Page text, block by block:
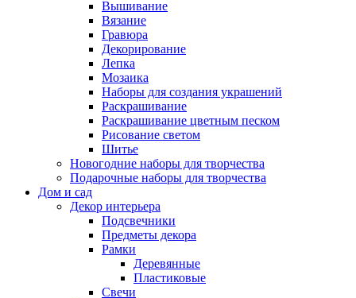
Вышивание
Вязание
Гравюра
Декорирование
Лепка
Мозаика
Наборы для создания украшений
Раскрашивание
Раскрашивание цветным песком
Рисование светом
Шитье
Новогодние наборы для творчества
Подарочные наборы для творчества
Дом и сад
Декор интерьера
Подсвечники
Предметы декора
Рамки
Деревянные
Пластиковые
Свечи